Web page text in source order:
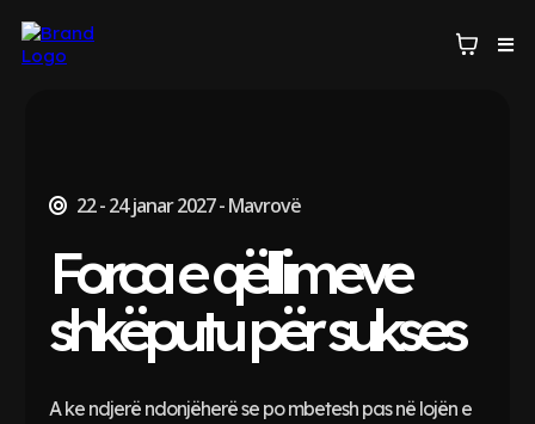
22 - 24 janar 2027 - Mavrovë
Forca e qëllimeve
shkëputu për sukses
A ke ndjerë ndonjëherë se po mbetesh pas në lojën e